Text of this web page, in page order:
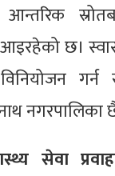
आन्तरिक
छ।
नगरपालिका
सेवा